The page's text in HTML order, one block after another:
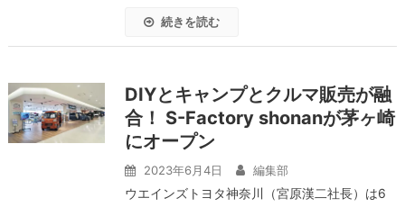
続きを読む
DIYとキャンプとクルマ販売が融
合！ S-Factory shonanが茅ヶ崎
にオープン
2023年6月4日 編集部
ウエインズトヨタ神奈川（宮原漢二社長）は6